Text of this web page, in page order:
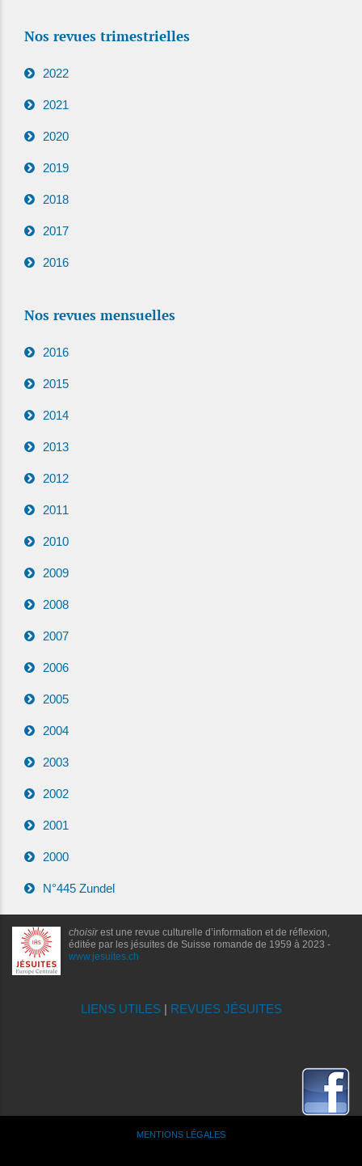
Nos revues trimestrielles
2022
2021
2020
2019
2018
2017
2016
Nos revues mensuelles
2016
2015
2014
2013
2012
2011
2010
2009
2008
2007
2006
2005
2004
2003
2002
2001
2000
N°445 Zundel
choisirest une revue culturelle d’information et de réflexion,
éditée par les jésuites de Suisse romande de 1959 à 2023 -
www.jesuites.ch
LIENS UTILES| REVUES JÉSUITES
MENTIONS LÉGALES